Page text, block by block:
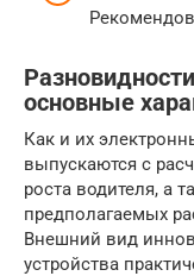
основные
Как и их
выпускаются с
роста водителя, а
предполагаемых
Внешний вид
устройства